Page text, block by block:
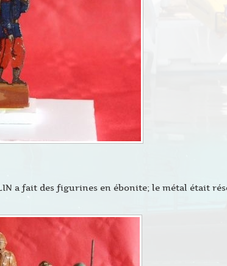
a fait des figurines en ébonite; le métal était